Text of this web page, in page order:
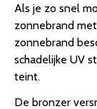
Als je zo snel
zonnebrand
zonnebrand
schadelijke UV
teint.
De bronzer